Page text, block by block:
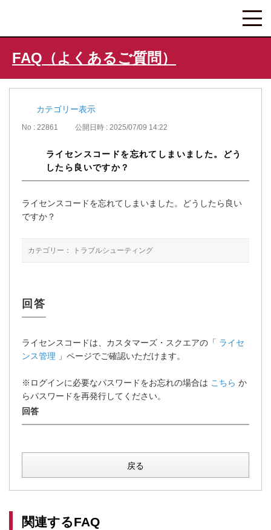
FAQ（よくあるご質問）
カテゴリー表示
No : 22861 公開日時 : 2025/07/09 14:22
ライセンスコードを忘れてしまいました。どう
したら良いですか？
ライセンスコードを忘れてしまいました。どうしたら良い
ですか？
カテゴリー： トラブルシューティング
ライセンスコードは、カスタマーズ・スクエアの「 ライセ
ンス管理
」ページでご確認いただけます。
※ログインに必要なパスワードをお忘れの場合は こちら か
らパスワードを再発行してください。
戻る
関連するFAQ